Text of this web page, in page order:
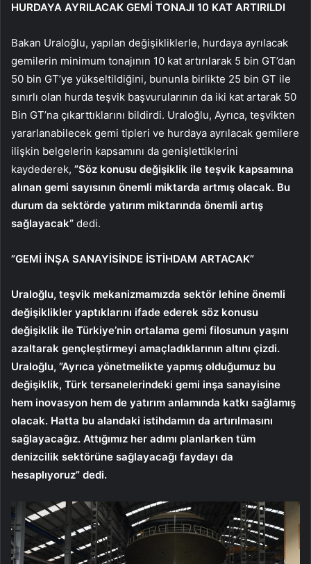
HURDAYA AYRILACAK GEMİ TONAJI 10 KAT ARTIRILDI
Bakan Uraloğlu, yapılan değişikliklerle, hurdaya ayrılacak
gemilerin minimum tonajının 10 kat artırılarak 5 bin GT’dan
50 bin GT’ye yükseltildiğini, bununla birlikte 25 bin GT ile
sınırlı olan hurda teşvik başvurularının da iki kat artarak 50
Bin GT’na çıkarttıklarını bildirdi. Uraloğlu, Ayrıca, teşvikten
yararlanabilecek gemi tipleri ve hurdaya ayrılacak gemilere
ilişkin belgelerin kapsamını da genişlettiklerini
kaydederek, ”Söz konusu değişiklik ile teşvik kapsamına
alınan gemi sayısının önemli miktarda artmış olacak. Bu
durum da sektörde yatırım miktarında önemli artış
sağlayacak” dedi.
”GEMİ İNŞA SANAYİSİNDE İSTİHDAM ARTACAK”
Uraloğlu, teşvik mekanizmamızda sektör lehine önemli
değişiklikler yaptıklarını ifade ederek söz konusu
değişiklik ile Türkiye’nin ortalama gemi filosunun yaşını
azaltarak gençleştirmeyi amaçladıklarının altını çizdi.
Uraloğlu, ”Ayrıca yönetmelikte yapmış olduğumuz bu
değişiklik, Türk tersanelerindeki gemi inşa sanayisine
hem inovasyon hem de yatırım anlamında katkı sağlamış
olacak. Hatta bu alandaki istihdamın da artırılmasını
sağlayacağız. Attığımız her adımı planlarken tüm
denizcilik sektörüne sağlayacağı faydayı da
hesaplıyoruz” dedi.